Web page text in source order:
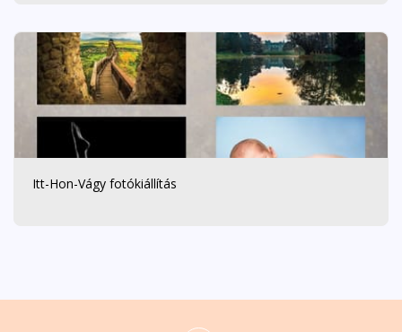
Itt-Hon-Vágy fotókiállítás